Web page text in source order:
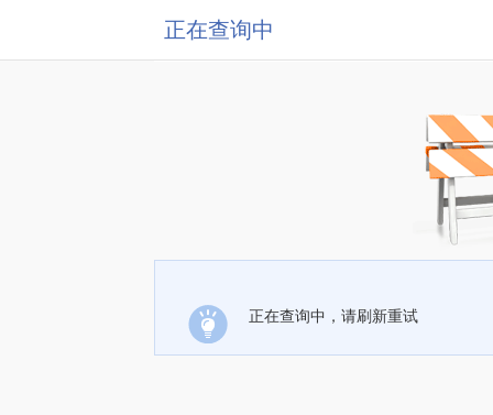
正在查询中
正在查询中，请刷新重试